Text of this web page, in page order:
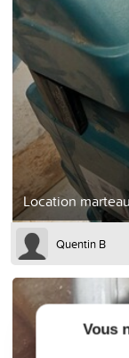
Location
Quentin B
Vous